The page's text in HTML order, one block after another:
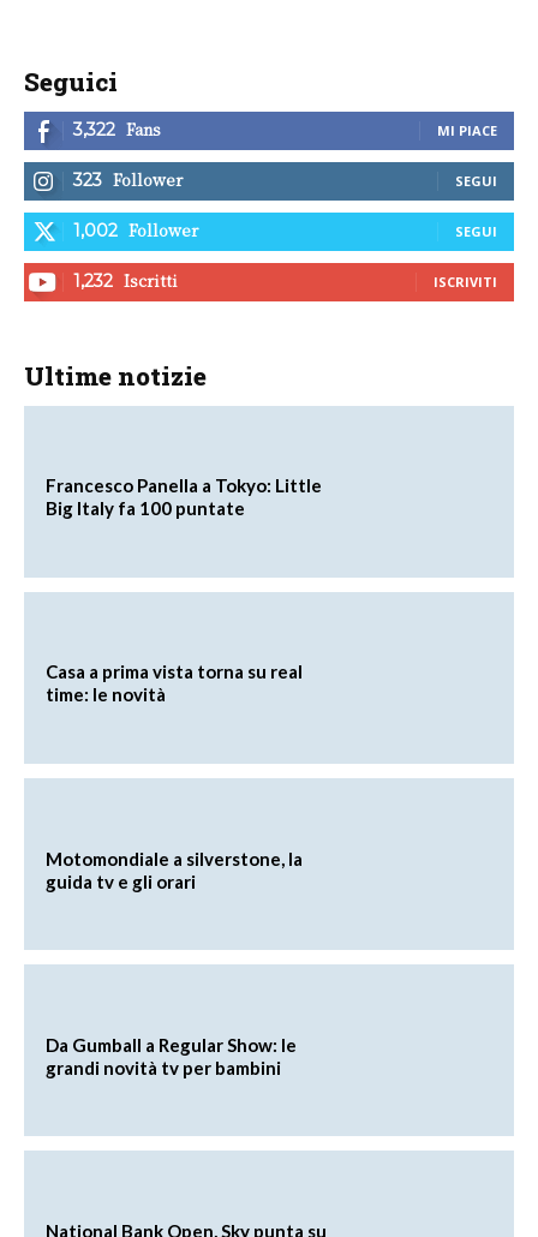
Seguici
3,322 Fans MI PIACE
323 Follower SEGUI
1,002 Follower SEGUI
1,232 Iscritti ISCRIVITI
Ultime notizie
Francesco Panella a Tokyo: Little
Big Italy fa 100 puntate
Casa a prima vista torna su real
time: le novità
Motomondiale a silverstone, la
guida tv e gli orari
Da Gumball a Regular Show: le
grandi novità tv per bambini
National Bank Open, Sky punta su